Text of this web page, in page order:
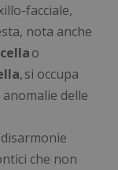
facciale,
nota anche
o
, si occupa
delle
che non